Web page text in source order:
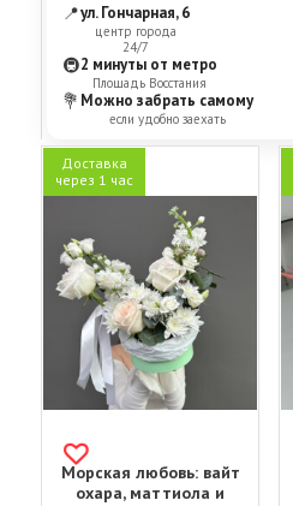
📍ул. Гончарная, 6
центр города
24/7
🚇2 минуты от метро
Площадь Восстания
💐 Можно забрать самому
если удобно заехать
Доставка
через 1 час
Морская любовь: вайт
охара, маттиола и